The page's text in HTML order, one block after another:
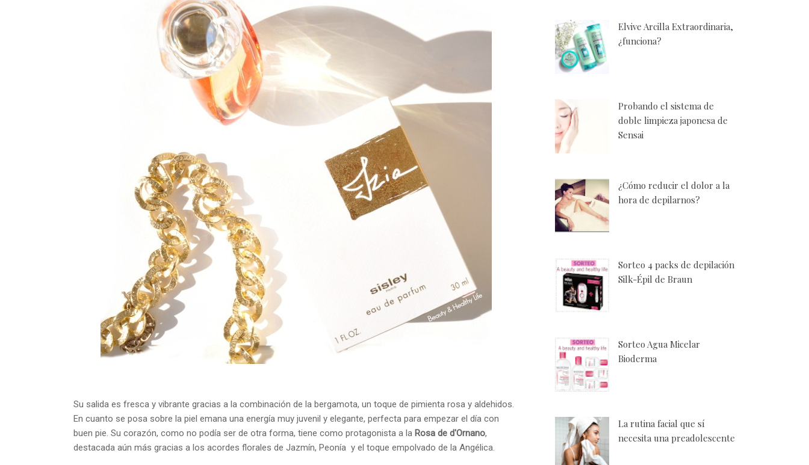
Su salida es fresca y vibrante gracias a la combinación de la bergamota, un toque de pimienta rosa y aldehidos.
En cuanto se posa sobre la piel emana una energía muy juvenil y elegante, perfecta para empezar el día con
buen pie. Su corazón, como no podía ser de otra forma, tiene como protagonista a la Rosa de d'Ornano,
destacada aún más gracias a los acordes florales de Jazmín, Peonía y el toque empolvado de la Angélica.
Elvive Arcilla Extraordinaria,
¿funciona?
Probando el sistema de
doble limpieza japonesa de
Sensai
¿Cómo reducir el dolor a la
hora de depilarnos?
Sorteo 4 packs de depilación
Silk-Épil de Braun
Sorteo Agua Micelar
Bioderma
La rutina facial que sí
necesita una preadolescente